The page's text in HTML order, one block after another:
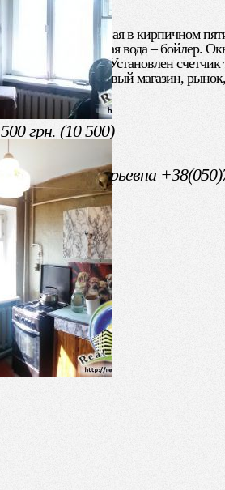
расположенная в кирпичном
Горячая вода – бойлер.
без ремонта. Установлен
рядом продуктовый магазин,
грн. (10 500)
Григорьевна
2